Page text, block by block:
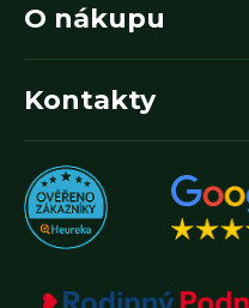
O nákupu
Kontakty